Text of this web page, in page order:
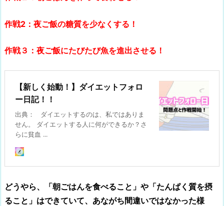
作戦2：夜ご飯の糖質を少なくする！
作戦３：夜ご飯にたびたび魚を進出させる！
【新しく始動！】ダイエットフォロ
ー日記！！
出典： ダイエットするのは、私ではありま
せん。 ダイエットする人に何ができるか？さ
らに貧血 ...
どうやら、「朝ごはんを食べること」や「たんぱく質を摂
ること」はできていて、あながち間違いではなかった様